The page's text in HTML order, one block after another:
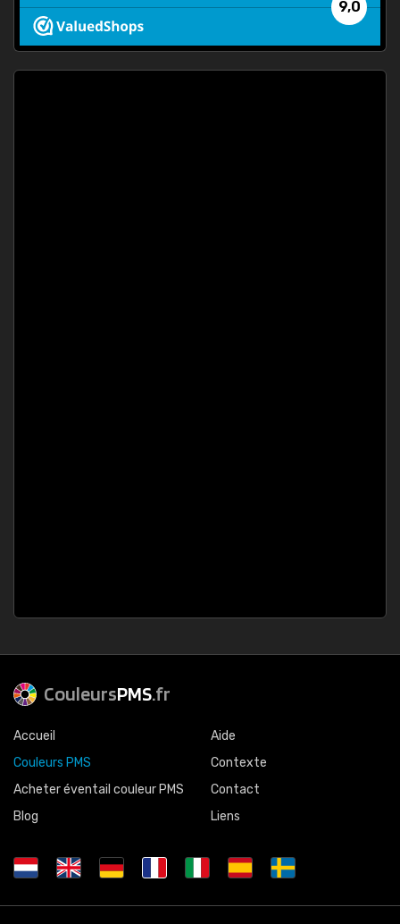
9,0
CouleursPMS.fr
Accueil
Couleurs PMS
Acheter éventail couleur PMS
Blog
Aide
Contexte
Contact
Liens